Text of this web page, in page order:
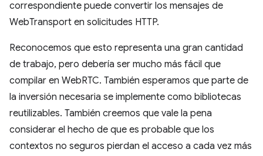
correspondiente puede convertir los mensajes de
WebTransport en solicitudes HTTP.
Reconocemos que esto representa una gran cantidad
de trabajo, pero debería ser mucho más fácil que
compilar en WebRTC. También esperamos que parte de
la inversión necesaria se implemente como bibliotecas
reutilizables. También creemos que vale la pena
considerar el hecho de que es probable que los
contextos no seguros pierdan el acceso a cada vez más